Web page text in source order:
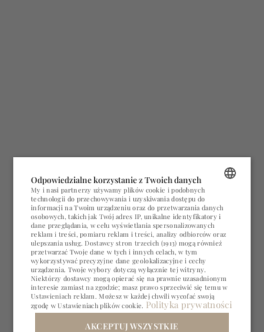
BIZNES PRZYJĘCIA
BIZNES PRZYJĘCIA
POLISH
ENGLISH
GERMAN
CZECH
Odpowiedzialne korzystanie z Twoich danych
My i nasi partnerzy używamy plików cookie i podobnych
technologii do przechowywania i uzyskiwania dostępu do
informacji na Twoim urządzeniu oraz do przetwarzania danych
osobowych, takich jak Twój adres IP, unikalne identyfikatory i
dane przeglądania, w celu wyświetlania spersonalizowanych
reklam i treści, pomiaru reklam i treści, analizy odbiorców oraz
ulepszania usług. Dostawcy stron trzecich (1913)mogą również
przetwarzać Twoje dane w tych i innych celach, w tym
wykorzystywać precyzyjne dane geolokalizacyjne i cechy
urządzenia. Twoje wybory dotyczą wyłącznie tej witryny.
Niektórzy dostawcy mogą opierać się na prawnie uzasadnionym
interesie zamiast na zgodzie; masz prawo sprzeciwić się temu w
Ustawieniach reklam. Możesz w każdej chwili wycofać swoją
zgodę w Ustawieniach plików cookie. Polityka prywatności
AKCEPTUJ WSZYSTKIE